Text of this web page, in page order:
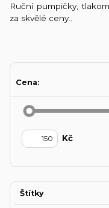
Ruční pumpičky,
za skvělé ceny..
Cena:
Kč
Štítky